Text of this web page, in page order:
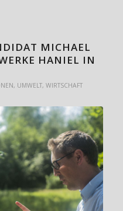
MICHAEL
HANIEL IN
, UMWELT, WIRTSCHAFT